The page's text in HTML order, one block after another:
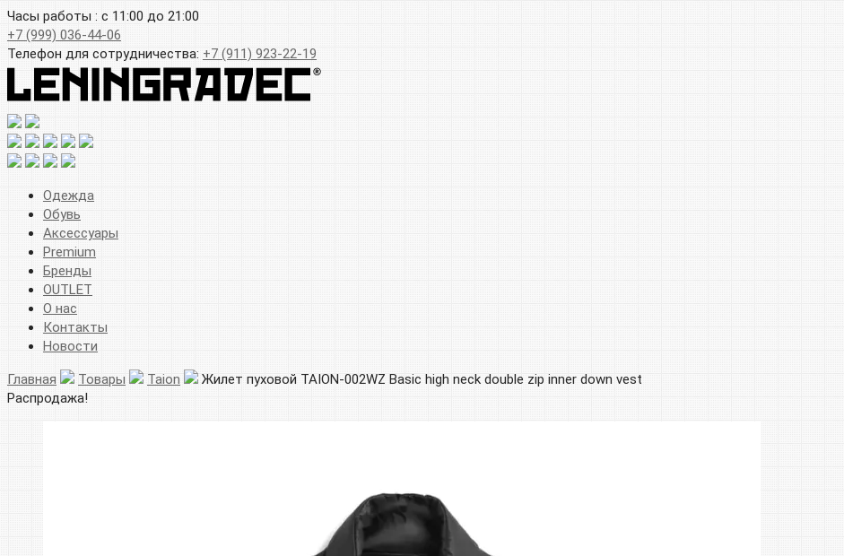
Часы работы : с 11:00 до 21:00
+7 (999) 036-44-06
Телефон для сотрудничества: +7 (911) 923-22-19
Одежда
Обувь
Аксессуары
Premium
Бренды
OUTLET
О нас
Контакты
Новости
Главная Товары Taion
Жилет пуховой TAION-002WZ Basic high neck double zip inner down vest
Распродажа!